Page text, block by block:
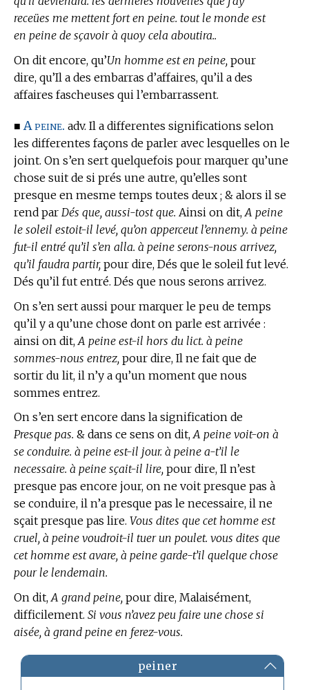
receües me mettent fort en peine. tout le monde est
en peine de sçavoir à quoy cela aboutira..
On dit encore, qu’Un homme est en peine, pour
dire, qu’Il a des embarras d’affaires, qu’il a des
affaires fascheuses qui l’embarrassent.
■ A peine. adv. Il a differentes significations selon
les differentes façons de parler avec lesquelles on le
joint. On s’en sert quelquefois pour marquer qu’une
chose suit de si prés une autre, qu’elles sont
presque en mesme temps toutes deux ; & alors il se
rend par Dés que, aussi-tost que. Ainsi on dit, A peine
le soleil estoit-il levé, qu’on apperceut l’ennemy. à peine
fut-il entré qu’il s’en alla. à peine serons-nous arrivez,
qu’il faudra partir, pour dire, Dés que le soleil fut levé.
Dés qu’il fut entré. Dés que nous serons arrivez.
On s’en sert aussi pour marquer le peu de temps
qu’il y a qu’une chose dont on parle est arrivée :
ainsi on dit, A peine est-il hors du lict. à peine
sommes-nous entrez, pour dire, Il ne fait que de
sortir du lit, il n’y a qu’un moment que nous
sommes entrez.
On s’en sert encore dans la signification de
Presque pas. & dans ce sens on dit,A peine voit-on à
se conduire. à peine est-il jour. à peine a-t’il le
necessaire. à peine sçait-il lire, pour dire, Il n’est
presque pas encore jour, on ne voit presque pas à
se conduire, il n’a presque pas le necessaire, il ne
sçait presque pas lire. Vous dites que cet homme est
cruel, à peine voudroit-il tuer un poulet. vous dites que
cet homme est avare, à peine garde-t’il quelque chose
pour le lendemain.
On dit, A grand peine, pour dire, Malaisément,
difficilement. Si vous n’avez peu faire une chose si
aisée, à grand peine en ferez-vous.
peiner